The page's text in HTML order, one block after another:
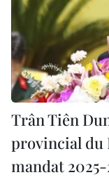
Trân Tiên
provincial du
mandat